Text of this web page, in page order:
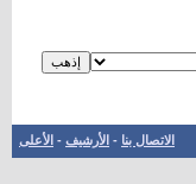
الاتصال بنا - الأرشيف - الأعلى